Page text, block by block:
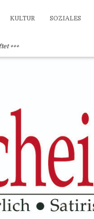
KULTUR SOZIALES
+++